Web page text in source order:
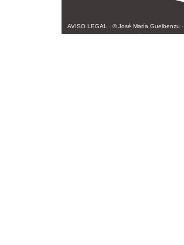
AVISO LEGAL · © José María Guelbenzu ·